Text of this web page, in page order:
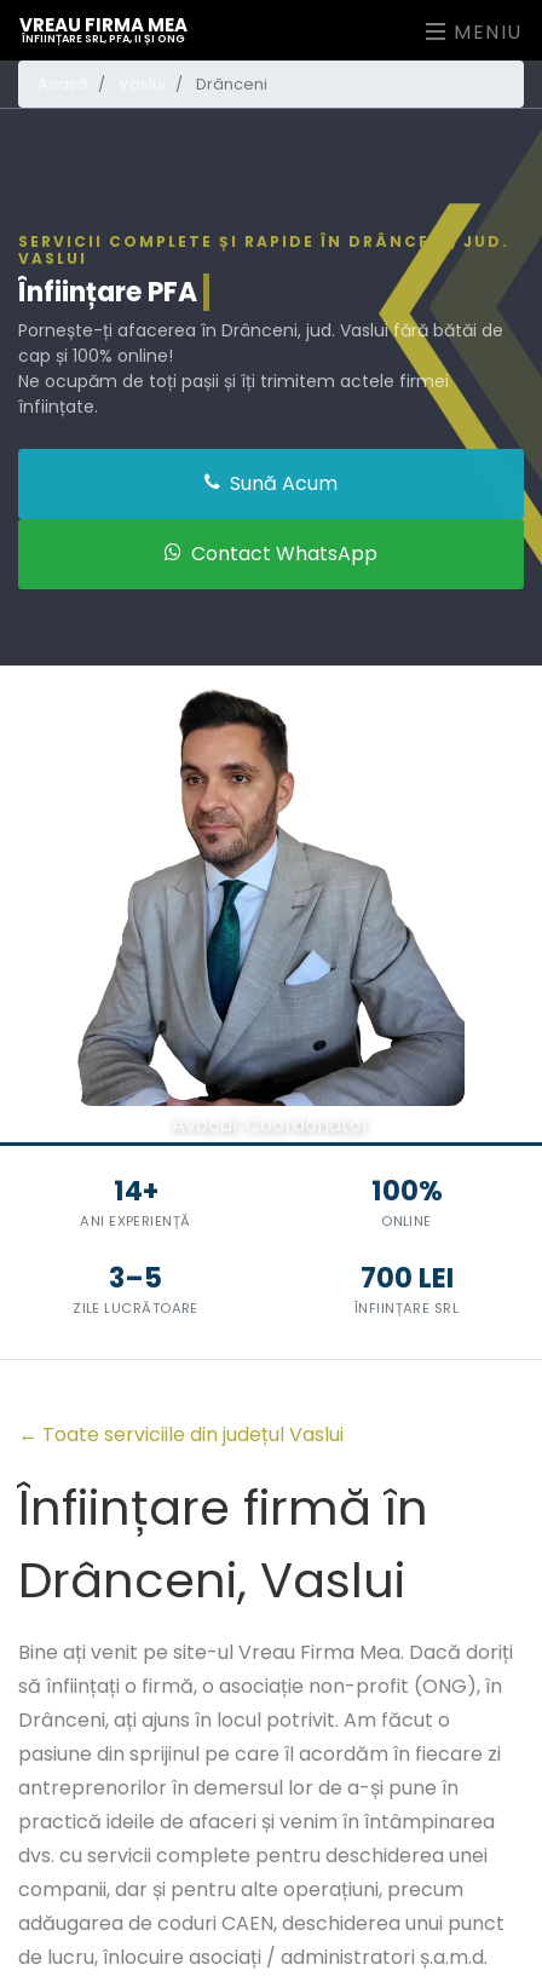
VREAU FIRMA MEA
ÎNFIINȚARE SRL, PFA, II ȘI ONG MENIU
Drânceni
SERVICII COMPLETE ȘI RAPIDE ÎN DRÂNCENI, JUD.
VASLUI
ÎnființarePFA
Pornește-ți afacerea în Drânceni, jud. Vaslui fără bătăi de
cap și 100% online!
Ne ocupăm de toți pașii și îți trimitem actele firmei
înființate.
Sună Acum
Contact WhatsApp
Avocat Coordonator
14+
ANI EXPERIENȚĂ
100%
ONLINE
3–5
ZILE LUCRĂTOARE
700 LEI
ÎNFIINȚARE SRL
← Toate serviciile din județul Vaslui
Înființare firmă în
Drânceni, Vaslui
Bine ați venit pe site-ul Vreau Firma Mea. Dacă doriți
să înființați o firmă, o asociație non-profit (ONG), în
Drânceni, ați ajuns în locul potrivit. Am făcut o
pasiune din sprijinul pe care îl acordăm în fiecare zi
antreprenorilor în demersul lor de a-și pune în
practică ideile de afaceri și venim în întâmpinarea
dvs. cu servicii complete pentru deschiderea unei
companii, dar și pentru alte operațiuni, precum
adăugarea de coduri CAEN, deschiderea unui punct
de lucru, înlocuire asociați / administratori ș.a.m.d.